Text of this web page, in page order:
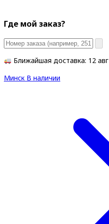
Где мой заказ?
Ближайшая доставка: 12 авг
Минск В наличии